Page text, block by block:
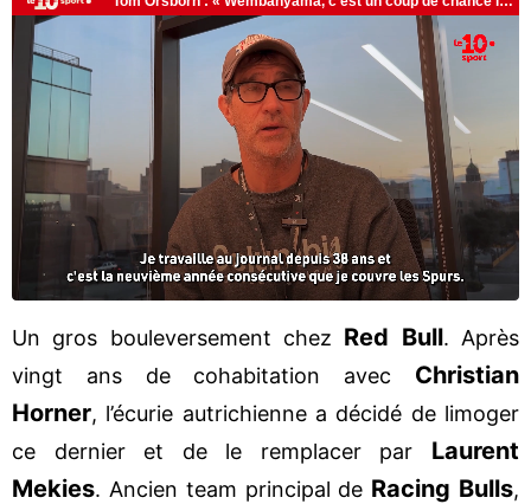
Un gros bouleversement chez Red Bull. Après
vingt ans de cohabitation avec Christian
Horner, l’écurie autrichienne a décidé de limoger
ce dernier et de le remplacer par Laurent
Mekies. Ancien team principal de Racing Bulls,